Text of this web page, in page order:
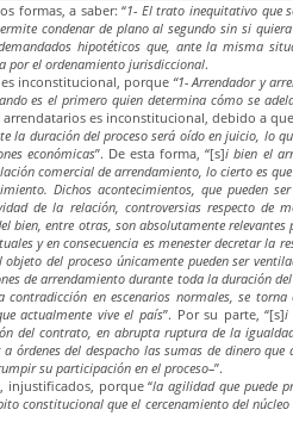
formas, a saber: “1- El trato inequitativo que
condenar de plano al segundo sin si
hipotéticos que, ante la misma
por el ordenamiento jurisdiccional.
inconstitucional, porque “1- Arrendador y
es el primero quien determina cómo se
es inconstitucional, debido a
la duración del proceso será oído en juicio, lo
económicas”. De esta forma, “[s]i bien el
comercial de arrendamiento, lo cierto es
Dichos acontecimientos, que pueden
de la relación, controversias respecto de
bien, entre otras, son absolutamente relevantes
y en consecuencia es menester decretar la
del proceso únicamente pueden ser
de arrendamiento durante toda la duración
en escenarios normales, se torna
actualmente vive el país”. Por su parte, “[s]i
del contrato, en abrupta ruptura de la
órdenes del despacho las sumas de dinero que
su participación en el proceso–”.
injustificados, porque “la agilidad que puede
constitucional que el cercenamiento del